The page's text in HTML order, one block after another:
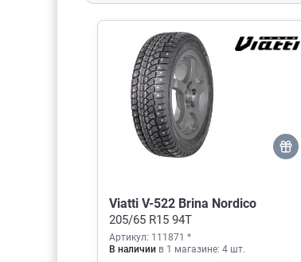
Viatti V-522 Brina Nordico
205/65 R15 94T
Артикул: 111871 *
В наличии в 1 магазине: 4 шт.